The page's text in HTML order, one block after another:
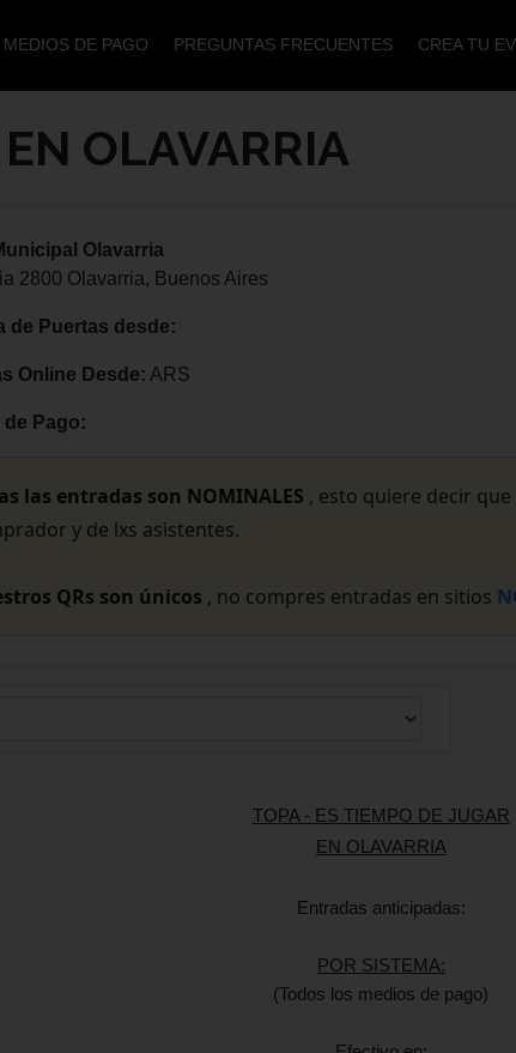
MEDIOS DE PAGO PREGUNTAS FRECUENTES CREA TU
OLAVARRIA
Olavarria
2800 Olavarria, Buenos Aires
de Puertas desde:
Online Desde: ARS
de Pago:
las entradas son NOMINALES , esto quiere decir
y de lxs asistentes.
QRs son únicos , no compres entradas en sitios
TOPA - ES TIEMPO DE JUGAR
EN OLAVARRIA
Entradas anticipadas:
POR SISTEMA:
(Todos los medios de pago)